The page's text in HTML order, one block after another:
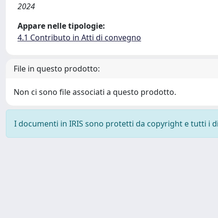
2024
Appare nelle tipologie:
4.1 Contributo in Atti di convegno
File in questo prodotto:
Non ci sono file associati a questo prodotto.
I documenti in IRIS sono protetti da copyright e tutti i